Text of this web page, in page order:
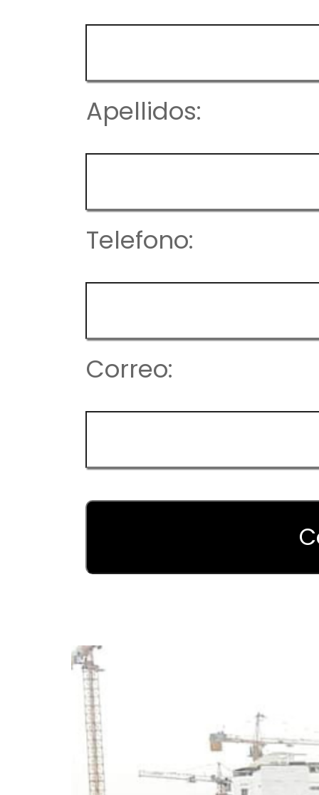
Apellidos:
Telefono:
Correo: